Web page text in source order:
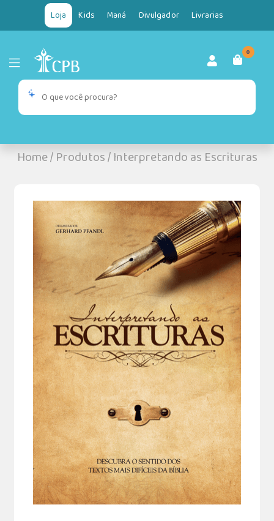
Loja Kids Maná Divulgador Livrarias
0
Home/Produtos/Interpretando as Escrituras